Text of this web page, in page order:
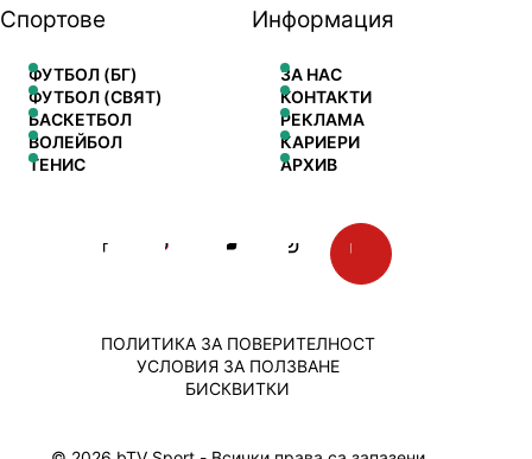
Спортове
ФУТБОЛ (БГ)
ФУТБОЛ (СВЯТ)
БАСКЕТБОЛ
ВОЛЕЙБОЛ
ТЕНИС
Информация
ЗА НАС
КОНТАКТИ
РЕКЛАМА
КАРИЕРИ
АРХИВ
ПОЛИТИКА ЗА ПОВЕРИТЕЛНОСТ
УСЛОВИЯ ЗА ПОЛЗВАНЕ
БИСКВИТКИ